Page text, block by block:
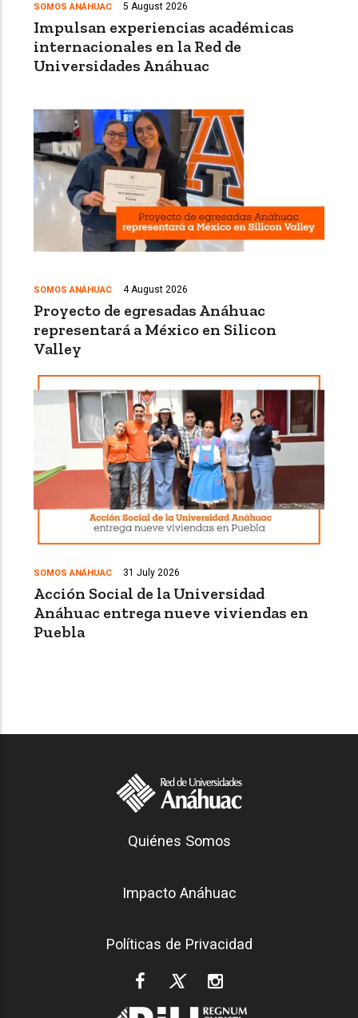
SOMOS ANÁHUAC 5 August 2026
Impulsan experiencias académicas
internacionales en la Red de
Universidades Anáhuac
SOMOS ANÁHUAC 4 August 2026
Proyecto de egresadas Anáhuac
representará a México en Silicon
Valley
SOMOS ANÁHUAC 31 July 2026
Acción Social de la Universidad
Anáhuac entrega nueve viviendas en
Puebla
Generación Anáhuac
Quiénes Somos
Impacto Anáhuac
Políticas de Privacidad